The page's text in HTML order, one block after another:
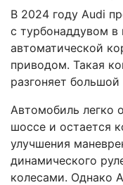
В 2024 году Audi
с турбонаддувом в
автоматической
приводом. Такая
разгоняет
Автомобиль легко
шоссе и остается
улучшения
динамического
колесами. Однако